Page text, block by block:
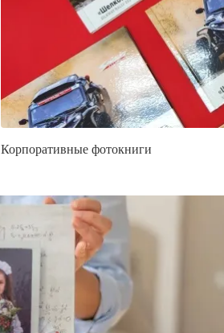
Корпоративные фотокниги